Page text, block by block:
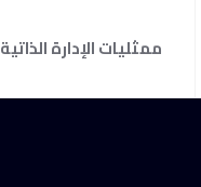
ممثليات الإدارة الذاتية